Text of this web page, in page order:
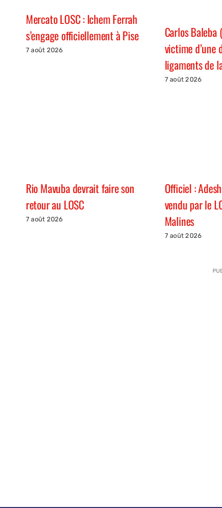
Mercato LOSC : Ichem Ferrah
s’engage officiellement à Pise
7 août 2026
Carlos Baleba
victime d’une
ligaments de
7 août 2026
Rio Mavuba devrait faire son
retour au LOSC
7 août 2026
Officiel :
vendu par le
Malines
7 août 2026